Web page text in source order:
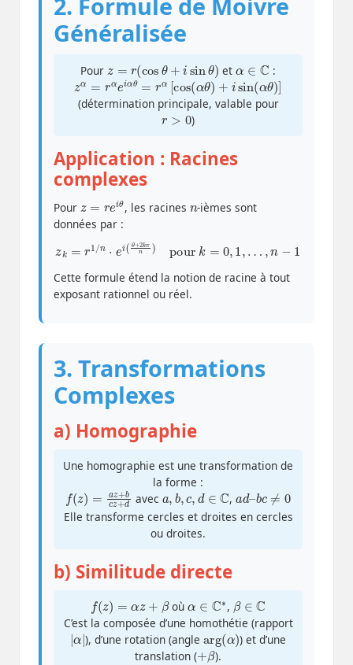
Généralisée
Pour
cos +i sinθ
et :
α=rαeiαθ=rα[cos (αθ)+isin(αθ)]
(détermination principale, valable pour
r>0
)
Application : Racines
complexes
Pour
θ
, les racines
-ièmes sont
données par :
/n⋅ θ+2kπ pourk
Cette formule étend la notion de racine à tout
exposant rationnel ou réel.
3. Transformations
Complexes
a) Homographie
Une homographie est une transformation de
la forme :
f(z ) +b c
avec
a,b,c,d ∈
,
d –b ≠0
Elle transforme cercles et droites en cercles
ou droites.
b) Similitude directe
(z =
où
C∗
,
β C
C’est la composée d’une homothétie (rapport
|
α|
), d’une rotation (angle
arg(α)
) et d’une
translation (
+β
).